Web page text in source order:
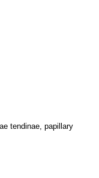
tendinae, papillary